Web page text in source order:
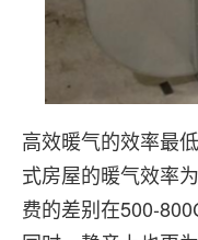
高效暖气的效率最
式房屋的暖气效率
费的差别在500-